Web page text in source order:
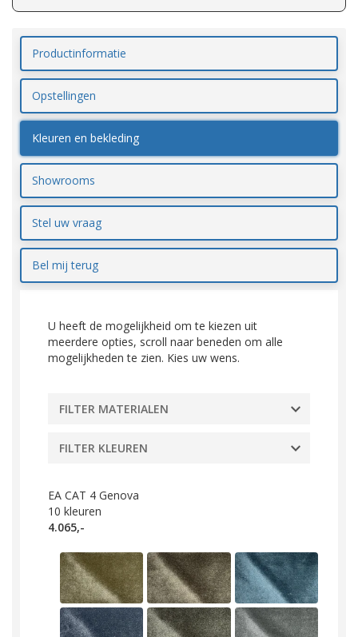
Productinformatie
Opstellingen
Kleuren en bekleding
Showrooms
Stel uw vraag
Bel mij terug
U heeft de mogelijkheid om te kiezen uit
meerdere opties, scroll naar beneden om alle
mogelijkheden te zien. Kies uw wens.
FILTER MATERIALEN
FILTER KLEUREN
EA CAT 4 Genova
10 kleuren
4.065,-